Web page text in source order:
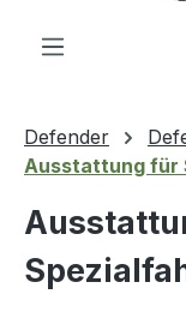
Defender
Ausstattung für